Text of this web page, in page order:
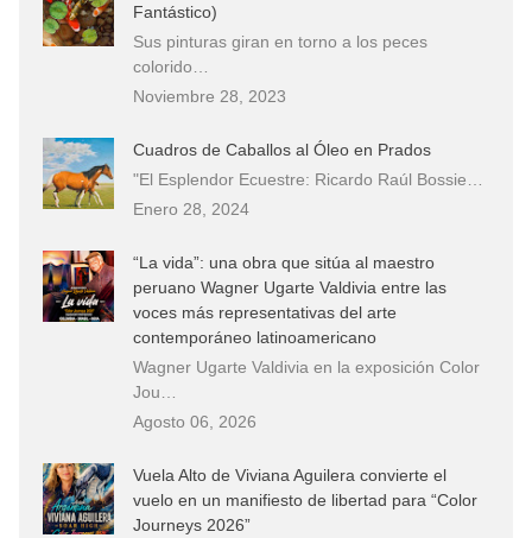
Fantástico)
Sus pinturas giran en torno a los peces
colorido…
Noviembre 28, 2023
Cuadros de Caballos al Óleo en Prados
"El Esplendor Ecuestre: Ricardo Raúl Bossie…
Enero 28, 2024
“La vida”: una obra que sitúa al maestro
peruano Wagner Ugarte Valdivia entre las
voces más representativas del arte
contemporáneo latinoamericano
Wagner Ugarte Valdivia en la exposición Color
Jou…
Agosto 06, 2026
Vuela Alto de Viviana Aguilera convierte el
vuelo en un manifiesto de libertad para “Color
Journeys 2026”